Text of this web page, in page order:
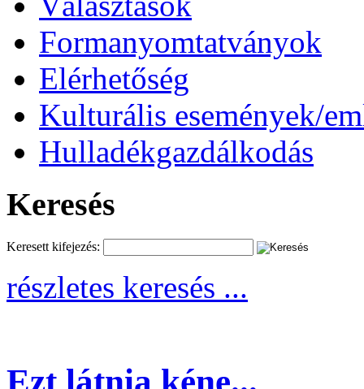
Formanyomtatványok
Elérhetőség
Kulturális események/
Hulladékgazdálkodás
Keresés
Keresett kifejezés:
részletes keresés ...
Ezt látnia kéne...